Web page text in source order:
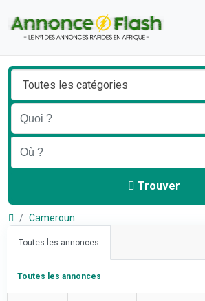
Toutes les catégories
Trouver
Cameroun
Toutes les annonces
Toutes les annonces